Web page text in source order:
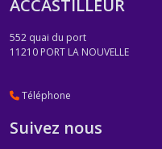
ACCASTILLEUR
552 quai du port
11210 PORT LA NOUVELLE
Téléphone
Suivez nous